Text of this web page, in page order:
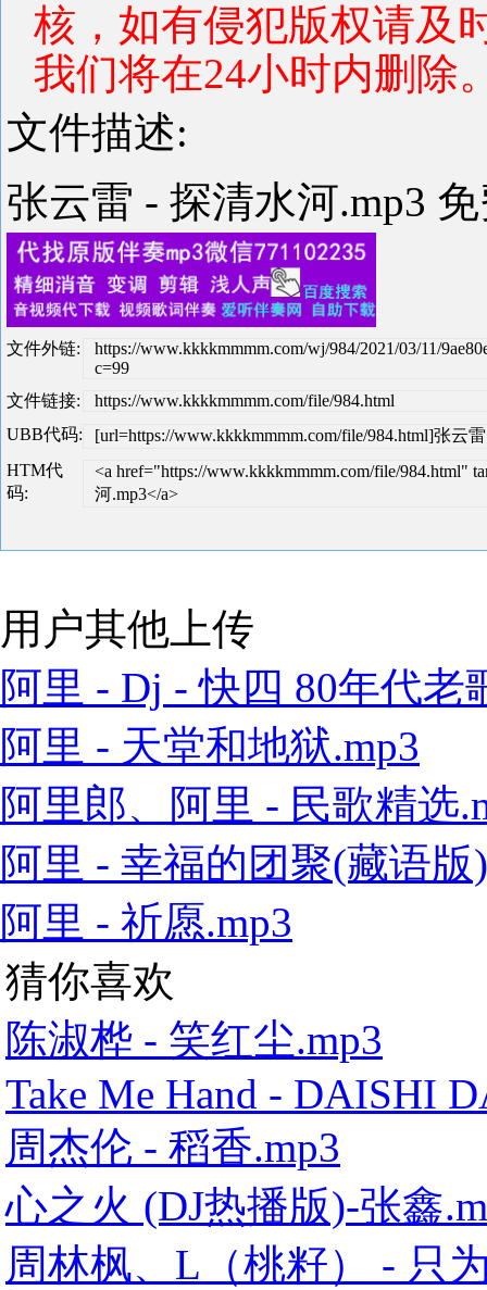
核，如有侵犯版权请及
我们将在24小时内删除
文件描述:
张云雷 - 探清水河.mp3
文件外链:
https://www.kkkkmmmm.com/wj/984/2021/03/11/
c=99
文件链接:
https://www.kkkkmmmm.com/file/984.html
UBB代码:
[url=https://www.kkkkmmmm.com/file/984.html]张云
HTM代
码:
<a href="https://www.kkkkmmmm.com/file/984.html"
河.mp3</a>
用户其他上传
阿里 - Dj - 快四 80年代老
阿里 - 天堂和地狱.mp3
阿里郎、阿里 - 民歌精选
阿里 - 幸福的团聚(藏语版
阿里 - 祈愿.mp3
猜你喜欢
陈淑桦 - 笑红尘.mp3
Take Me Hand - DAISHI
周杰伦 - 稻香.mp3
心之火 (DJ热播版)-张鑫
周林枫、L（桃籽） - 只